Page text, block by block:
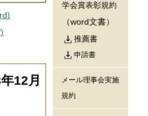
12月
学会賞表彰規約
（word文書）
推薦書
申請書
メール理事会実施
規約